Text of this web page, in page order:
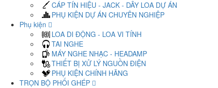
CÁP TÍN HIỆU - JACK - DÂY LOA DỰ ÁN
PHỤ KIỆN DỰ ÁN CHUYÊN NGHIỆP
Phụ kiện
LOA DI ĐỘNG - LOA VI TÍNH
TAI NGHE
MÁY NGHE NHẠC - HEADAMP
THIẾT BỊ XỬ LÝ NGUỒN ĐIỆN
PHỤ KIỆN CHÍNH HÃNG
TRỌN BỘ PHỐI GHÉP